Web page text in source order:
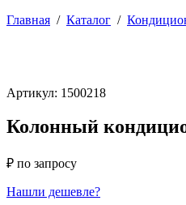
Главная / Каталог /
Артикул: 1500218
Колонный
₽ по запросу
Нашли дешевле?